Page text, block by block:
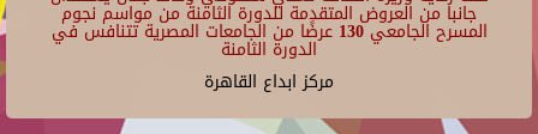
جانبا من العروض المتقدمة للدورة الثامنة من مواسم نجوم
المسرح الجامعي 130 عرضًا من الجامعات المصرية تتنافس في
الدورة الثامنة
مركز ابداع القاهرة